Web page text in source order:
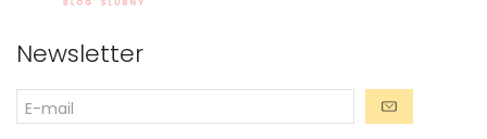
Newsletter